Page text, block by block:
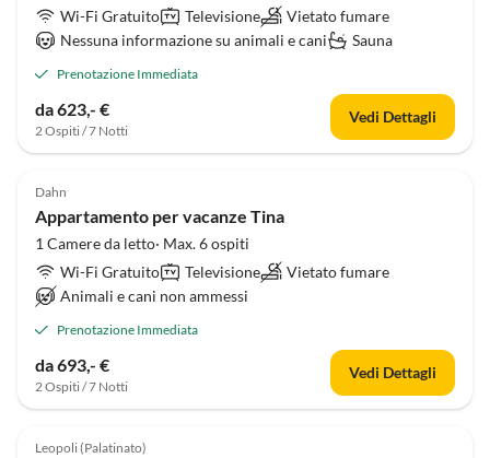
Wi-Fi Gratuito Televisione
Vietato fumare
Nessuna informazione su animali e cani
Sauna
Prenotazione Immediata
da 623,- €
2 Ospiti / 7 Notti
Vedi Dettagli
Dahn
Appartamento per vacanze Tina
1 Camere da letto· Max. 6 ospiti
Wi-Fi Gratuito
Televisione
Vietato fumare
Animali e cani non ammessi
Prenotazione Immediata
da 693,- €
2 Ospiti / 7 Notti
Vedi Dettagli
Leopoli (Palatinato)